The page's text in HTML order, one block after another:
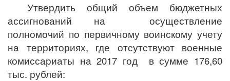
Утвердить общий объем бюджетных
ассигнований на осуществление
полномочий по первичному воинскому учету
на территориях, где отсутствуют военные
комиссариаты на 2017 год в сумме 176,60
тыс. рублей: